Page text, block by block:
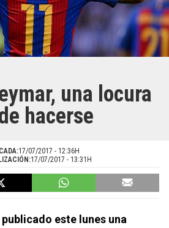
una locura
hacerse
17/07/2017 - 12:36H
17/07/2017 - 13:31H
publicado este lunes una